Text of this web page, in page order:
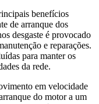
benefícios
de arranque dos
desgaste é provocado
e reparações.
para manter os
da rede.
em velocidade
do motor a um